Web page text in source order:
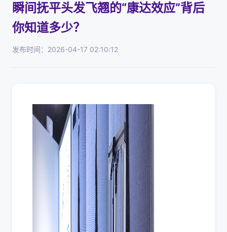
瞬间抚平头发飞翘的“康达效应”背后
你知道多少？
发布时间：2026-04-17 02:10:12